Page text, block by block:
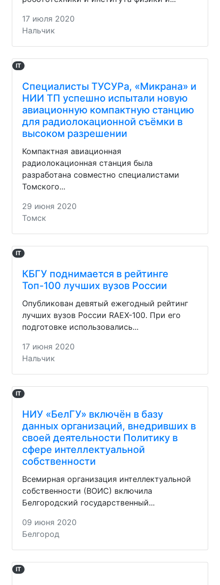
17 июля 2020
Нальчик
IT
Специалисты ТУСУРа, «Микрана» и
НИИ ТП успешно испытали новую
авиационную компактную станцию
для радиолокационной съёмки в
высоком разрешении
Компактная авиационная
радиолокационная станция была
разработана совместно специалистами
Томского...
29 июня 2020
Томск
IT
КБГУ поднимается в рейтинге
Топ-100 лучших вузов России
Опубликован девятый ежегодный рейтинг
лучших вузов России RAEX-100. При его
подготовке использовались...
17 июня 2020
Нальчик
IT
НИУ «БелГУ» включён в базу
данных организаций, внедривших в
своей деятельности Политику в
сфере интеллектуальной
собственности
Всемирная организация интеллектуальной
собственности (ВОИС) включила
Белгородский государственный...
09 июня 2020
Белгород
IT